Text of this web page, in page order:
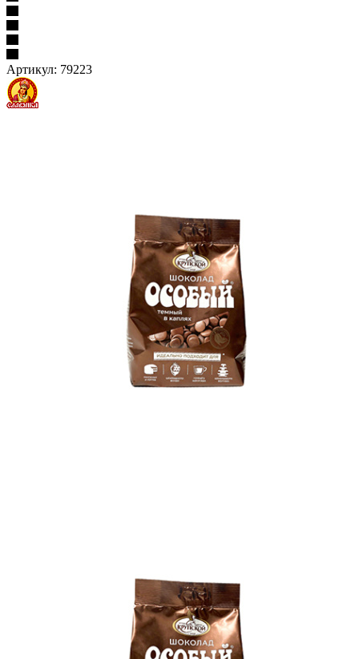
Артикул: 79223